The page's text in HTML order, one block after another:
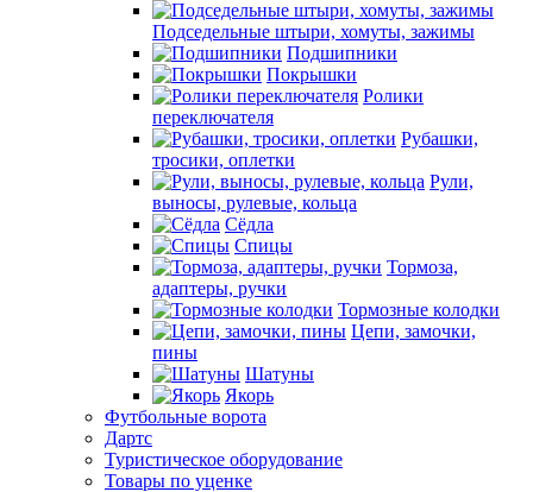
Подседельные штыри, хомуты, зажимы
Подшипники
Покрышки
Ролики
переключателя
Рубашки,
тросики, оплетки
Рули,
выносы, рулевые, кольца
Сёдла
Спицы
Тормоза,
адаптеры, ручки
Тормозные колодки
Цепи, замочки,
пины
Шатуны
Якорь
Футбольные ворота
Дартс
Туристическое оборудование
Товары по уценке